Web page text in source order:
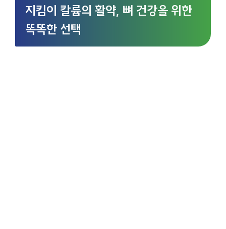
지킴이 칼륨의 활약, 뼈 건강을 위한
똑똑한 선택